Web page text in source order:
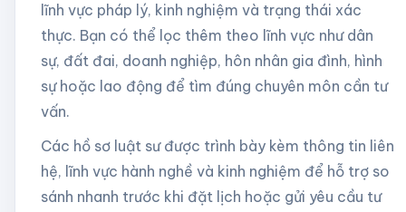
lĩnh vực pháp lý, kinh nghiệm và trạng thái xác
thực. Bạn có thể lọc thêm theo lĩnh vực như dân
sự, đất đai, doanh nghiệp, hôn nhân gia đình, hình
sự hoặc lao động để tìm đúng chuyên môn cần tư
vấn.
Các hồ sơ luật sư được trình bày kèm thông tin liên
hệ, lĩnh vực hành nghề và kinh nghiệm để hỗ trợ so
sánh nhanh trước khi đặt lịch hoặc gửi yêu cầu tư